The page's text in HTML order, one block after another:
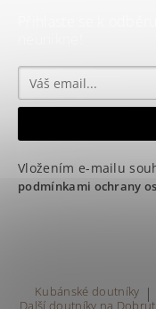
Vložením e-mailu
podmínkami ochrany
Kubánské doutníky |
Další doutníky na